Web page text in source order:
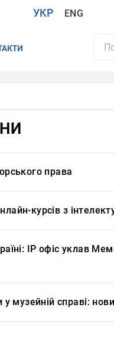
УКР ENG
права
курсів з
IP офіс уклав
музейній справі: